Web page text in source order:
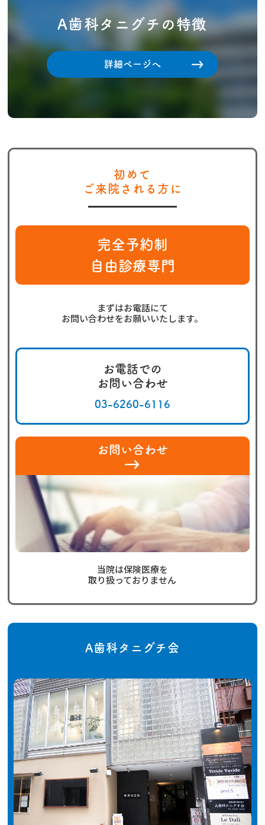
A歯科タニグチの特徴
詳細ページへ
初めて
ご来院される方に
完全予約制
自由診療専門
まずはお電話にて
お問い合わせをお願いいたします。
お電話での
お問い合わせ
03-6260-6116
お問い合わせ
当院は保険医療を
取り扱っておりません
A歯科タニグチ会